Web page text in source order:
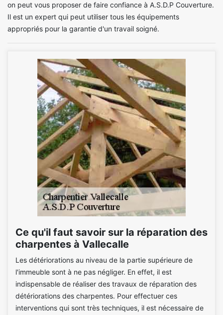
on peut vous proposer de faire confiance à A.S.D.P Couverture.
Il est un expert qui peut utiliser tous les équipements
appropriés pour la garantie d'un travail soigné.
Ce qu'il faut savoir sur la réparation des
charpentes à Vallecalle
Les détériorations au niveau de la partie supérieure de
l'immeuble sont à ne pas négliger. En effet, il est
indispensable de réaliser des travaux de réparation des
détériorations des charpentes. Pour effectuer ces
interventions qui sont très techniques, il est nécessaire de